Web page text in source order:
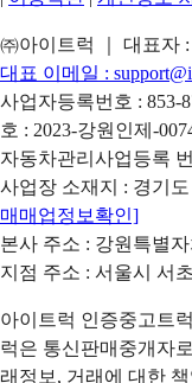
㈜아이트럭 ｜ 대표자
대표 이메일 :
사업자등록번호 : 853-
호 : 2023-강원인제-
자동차관리사업등록
사업장 소재지 : 경기
매매업정보확인]
본사 주소 : 강원특별
지점 주소 : 서울시 서
아이트럭 인증중고트
럭은 통신판매중개자
래정보, 거래에 대한